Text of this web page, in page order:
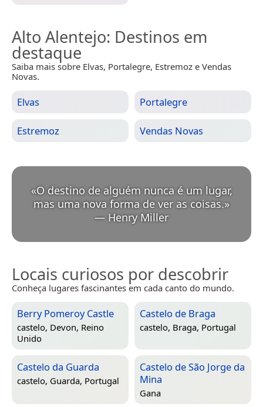
Alto Alentejo: Destinos em
destaque
Saiba mais sobre Elvas, Portalegre, Estremoz e Vendas
Novas.
Elvas Portalegre
Estremoz Vendas Novas
«O destino de alguém nunca é um lugar,
mas uma nova forma de ver as coisas.
— Henry Miller
Locais curiosos por descobrir
Conheça lugares fascinantes em cada canto do mundo.
Berry Pomeroy Castle
castelo, Devon, Reino
Unido
Castelo de Braga
castelo, Braga, Portugal
Castelo da Guarda
castelo, Guarda, Portugal
Castelo de São Jorge da
Mina
Gana